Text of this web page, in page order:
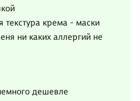
текстура крема - маски
ни каких аллергий не
дешевле